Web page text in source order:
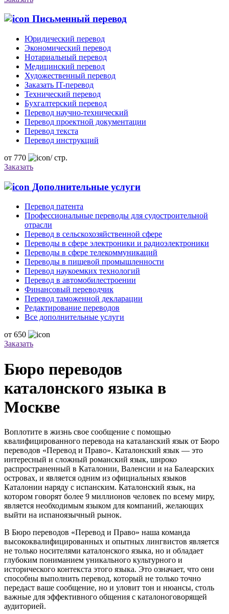
Письменный перевод
Юридический перевод
Экономический перевод
Нотариальный перевод
Медицинский перевод
Художественный перевод
Заказать IT-перевод
Технический перевод
Бухгалтерский перевод
Перевод научно-технический
Перевод проектной документации
Перевод текста
Перевод инструкций
от 770 /стр.
Заказать
Дополнительные услуги
Перевод патента
Профессиональные переводы для судостроительной
отрасли
Перевод в сельскохозяйственной сфере
Переводы в сфере электроники и радиоэлектроники
Переводы в сфере телекоммуникаций
Переводы в пищевой промышленности
Перевод наукоемких технологий
Перевод в автомобилестроении
Финансовый переводчик
Перевод таможенной декларации
Редактирование переводов
Все дополнительные услуги
от 650
Заказать
Бюро переводов
каталонского языка в
Москве
Воплотите в жизнь свое сообщение с помощью
квалифицированного перевода на каталанский язык от Бюро
переводов «Перевод и Право». Каталонский язык — это
интересный и сложный романский язык, широко
распространенный в Каталонии, Валенсии и на Балеарских
островах, и является одним из официальных языков
Каталонии наряду с испанским. Каталонский язык, на
котором говорят более 9 миллионов человек по всему миру,
является необходимым языком для компаний, желающих
выйти на испаноязычный рынок.
В Бюро переводов «Перевод и Право» наша команда
высококвалифицированных и опытных лингвистов является
не только носителями каталонского языка, но и обладает
глубоким пониманием уникального культурного и
исторического контекста этого языка. Это означает, что они
способны выполнить перевод, который не только точно
передаст ваше сообщение, но и уловит тон и нюансы, столь
важные для эффективного общения с каталоноговорящей
аудиторией.